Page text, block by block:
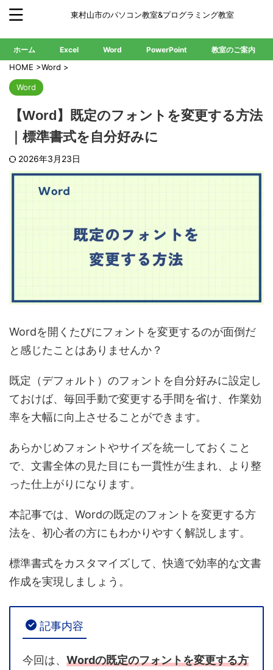
東村山市のパソコン教室&プログラミング教室
ホーム Excel Word PowerPoint 教室のご案内
HOME >Word >
Word
【Word】既定のフォントを変更する方法
｜標準書式を自分好みに
2026年3月23日
Wordを開くたびにフォントを変更するのが面倒だ
と感じたことはありませんか？
既定（デフォルト）のフォントを自分好みに設定し
ておけば、毎回手動で変更する手間を省け、作業効
率を大幅に向上させることができます。
あらかじめフォントやサイズを統一しておくこと
で、文書全体の見た目にも一貫性が生まれ、より整
った仕上がりになります。
本記事では、Wordの既定のフォントを変更する方
法を、初心者の方にもわかりやすく解説します。
標準書式をカスタマイズして、快適で効率的な文書
作成を実現しましょう。
記事内容
今回は、 Wordの既定のフォントを変更する方